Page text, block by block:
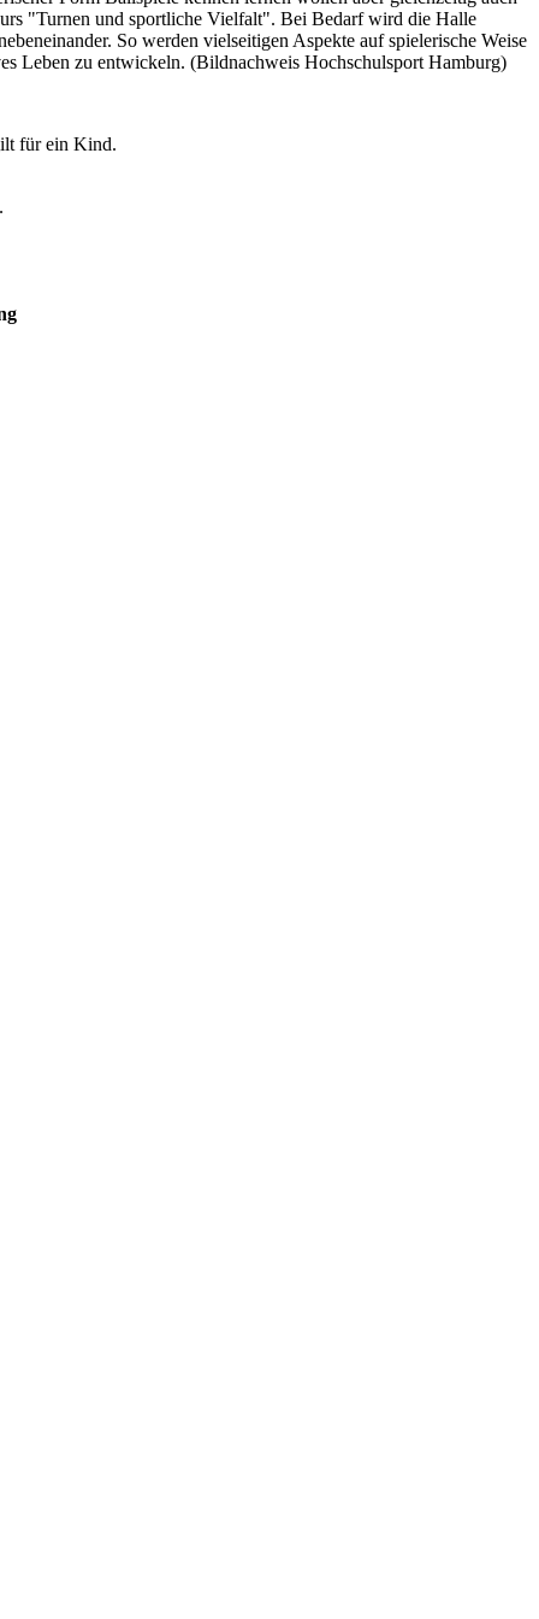
"Turnen und sportliche Vielfalt". Bei Bedarf wird die Halle
So werden vielseitigen Aspekte auf spielerische Weise
Leben zu entwickeln. (Bildnachweis Hochschulsport Hamburg)
für ein Kind.